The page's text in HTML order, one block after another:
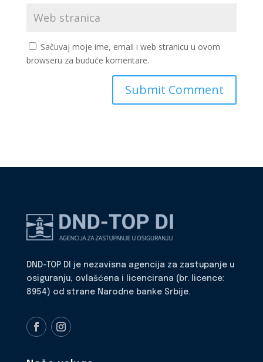
Sačuvaj moje ime, email i web stranicu u ovom
browseru za buduće komentare.
DND-TOP DI je nezavisna agencija za zastupanje u
osiguranju, ovlašćena i licencirana (br. licence:
8954) od strane Narodne banke Srbije.